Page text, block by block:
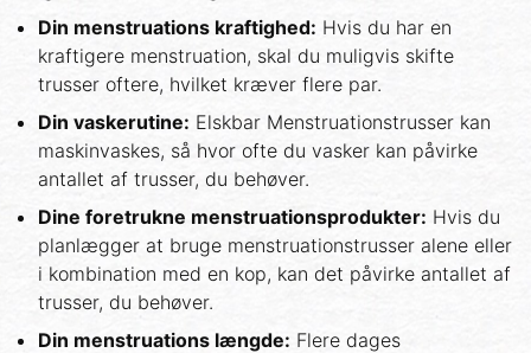
Din menstruations kraftighed: Hvis du har en
kraftigere menstruation, skal du muligvis skifte
trusser oftere, hvilket kræver flere par.
Din vaskerutine: Elskbar Menstruationstrusser kan
maskinvaskes, så hvor ofte du vasker kan påvirke
antallet af trusser, du behøver.
Dine foretrukne menstruationsprodukter: Hvis du
planlægger at bruge menstruationstrusser alene eller
i kombination med en kop, kan det påvirke antallet af
trusser, du behøver.
Din menstruations længde: Flere dages